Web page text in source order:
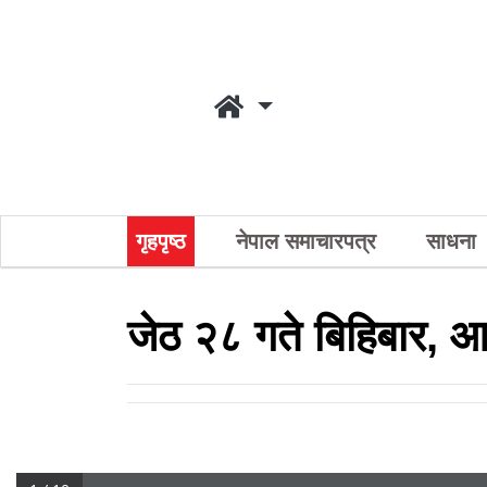
गृहपृष्ठ नेपाल समाचारपत्र साधना
जेठ २८ गते बिहिबार,